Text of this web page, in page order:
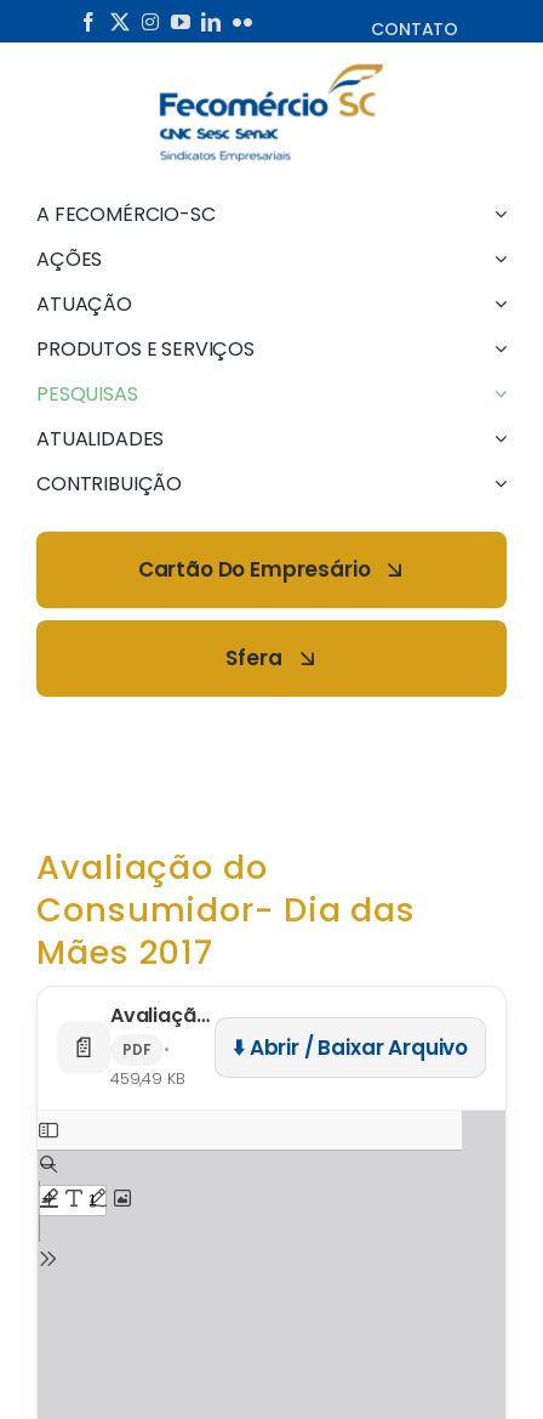
to
CONTATO
A FECOMÉRCIO-SC
AÇÕES
ATUAÇÃO
PRODUTOS E SERVIÇOS
PESQUISAS
ATUALIDADES
CONTRIBUIÇÃO
Cartão Do Empresário
Sfera
Avaliação do
Consumidor- Dia das
Mães 2017
📄
Avaliação do Consumidor- Dia das Mães 2017
PDF
•
459,49 KB
⬇️ Abrir / Baixar Arquivo